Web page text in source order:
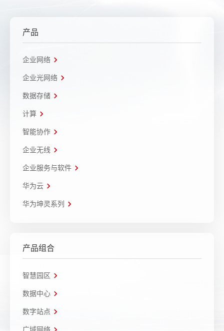
产品
企业网络
企业光网络
数据存储
计算
智能协作
企业无线
企业服务与软件
华为云
华为坤灵系列
产品组合
智慧园区
数据中心
数字站点